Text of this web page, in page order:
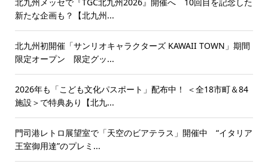
新たな企画も？【北九州...
北九州初開催「サンリオキャラクターズ KAWAII TOWN」期間
限定オープン 限定グッ...
2026年も「こども文化パスポート」配布中！ ＜全18市町＆84
施設＞で特典あり【北九...
門司港レトロ展望室で「天空のビアテラス」開催中 “イタリア
王室御用達”のプレミ...